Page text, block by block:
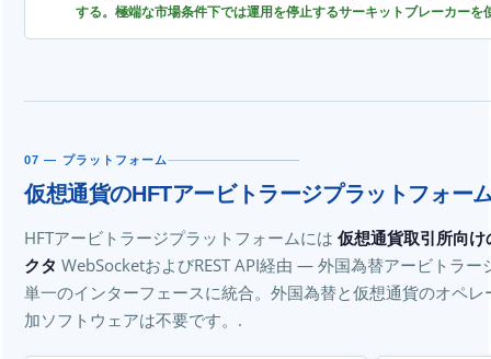
する。極端な市場条件下では運用を停止するサーキットブレーカーを
07 — プラットフォーム
仮想通貨のHFTアービトラージプラットフォー
HFTアービトラージプラットフォームには 仮想通貨取引所向
クタ WebSocketおよびREST API経由 — 外国為替アービトラ
単一のインターフェースに統合。外国為替と仮想通貨のオペ
加ソフトウェアは不要です。.